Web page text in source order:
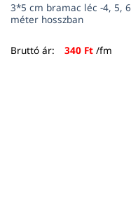
3*5 cm bramac léc -4, 5, 6
méter hosszban
Bruttó ár: 340 Ft/fm